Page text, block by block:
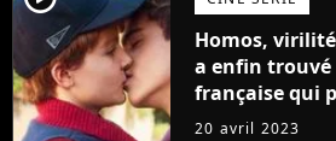
Homos,
a enfin trouvé
française qui
sans être
20 avril 2023